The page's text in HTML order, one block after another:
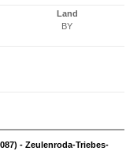
Land
BY
- Zeulenroda-Triebes-